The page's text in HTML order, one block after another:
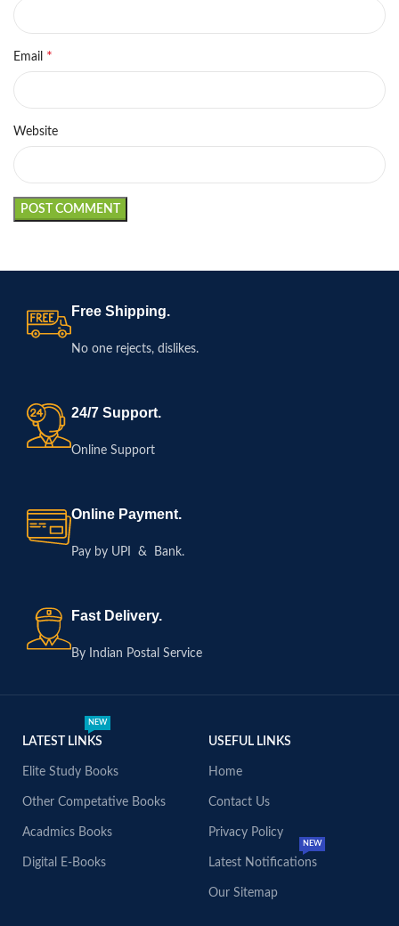
Email *
Website
Free Shipping.
No one rejects, dislikes.
24/7 Support.
Online Support
Online Payment.
Pay by UPI & Bank.
Fast Delivery.
By Indian Postal Service
LATEST LINKS
NEW
Elite Study Books
Other Competative Books
Acadmics Books
Digital E-Books
USEFUL LINKS
Home
Contact Us
Privacy Policy
Latest Notifications
NEW
Our Sitemap